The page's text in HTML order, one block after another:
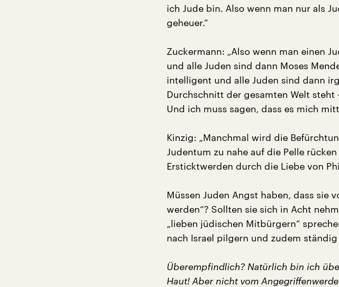
ich Jude bin. Also wenn man nur als
geheuer.“
Zuckermann: „Also wenn man einen
und alle Juden sind dann Moses
intelligent und alle Juden sind dann
Durchschnitt der gesamten Welt
Und ich muss sagen, dass es mich
Kinzig: „Manchmal wird die
Judentum zu nahe auf die Pelle
Ersticktwerden durch die Liebe von
Müssen Juden Angst haben, dass sie
werden“? Sollten sie sich in Acht
„lieben jüdischen Mitbürgern“
nach Israel pilgern und zudem
Überempfindlich? Natürlich bin ich
Haut! Aber nicht vom